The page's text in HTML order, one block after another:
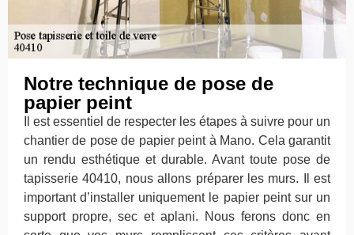
Notre technique de pose de
papier peint
Il est essentiel de respecter les étapes à suivre pour un
chantier de pose de papier peint à Mano. Cela garantit
un rendu esthétique et durable. Avant toute pose de
tapisserie 40410, nous allons préparer les murs. Il est
important d’installer uniquement le papier peint sur un
support propre, sec et aplani. Nous ferons donc en